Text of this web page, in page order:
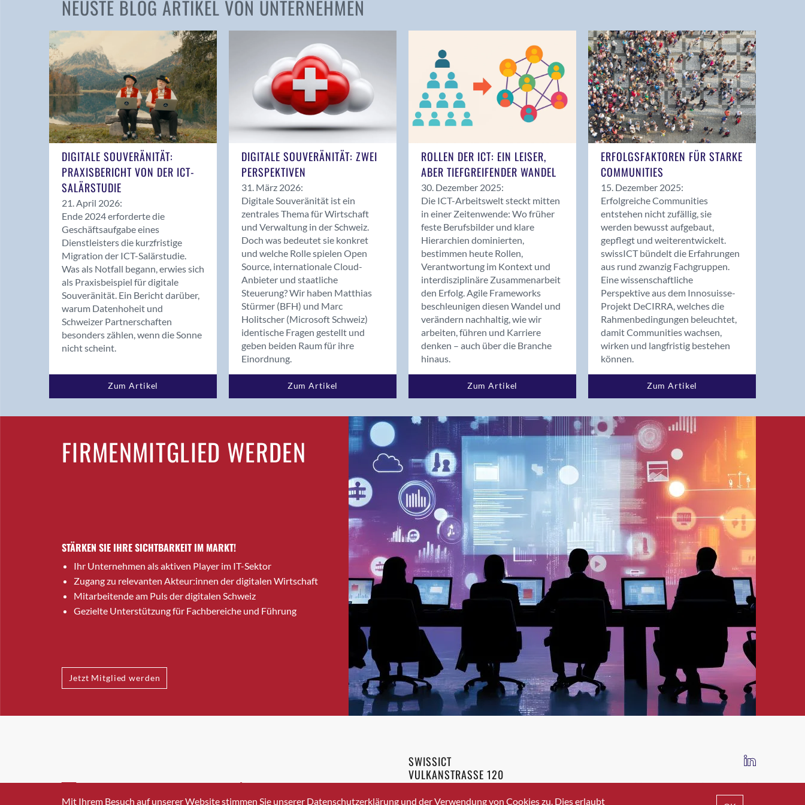
Andelfingen
Balsthal
Balzers
Bassersdorf
Benken (SG)
Bergdietikon
Bern - Liebefeld
Bolligen
Bonaduz
Bonstetten
Bottighofen
Bremgarten bei Bern
Brig-Glis
Bronschhofen
Brugg AG
Brütten
Bubendorf
Buchs (SG)
Bäretswil
Bülach
Cazis
Cham
Davos Platz
Davos Platz 1
NEUSTE BLOG ARTIKEL VON UNTERNEHMEN
DIGITALE SOUVERÄNITÄT:
PRAXISBERICHT VON DER ICT-
SALÄRSTUDIE
21. April 2026:
Ende 2024 erforderte die
Geschäftsaufgabe eines
Dienstleisters die kurzfristige
Migration der ICT-Salärstudie.
Was als Notfall begann, erwies sich
als Praxisbeispiel für digitale
Souveränität. Ein Bericht darüber,
warum Datenhoheit und
Schweizer Partnerschaften
besonders zählen, wenn die Sonne
nicht scheint.
Zum Artikel
DIGITALE SOUVERÄNITÄT: ZWEI
PERSPEKTIVEN
31. März 2026:
Digitale Souveränität ist ein
zentrales Thema für Wirtschaft
und Verwaltung in der Schweiz.
Doch was bedeutet sie konkret
und welche Rolle spielen Open
Source, internationale Cloud-
Anbieter und staatliche
Steuerung? Wir haben Matthias
Stürmer (BFH) und Marc
Holitscher (Microsoft Schweiz)
identische Fragen gestellt und
geben beiden Raum für ihre
Einordnung.
Zum Artikel
ROLLEN DER ICT: EIN LEISER,
ABER TIEFGREIFENDER WANDEL
30. Dezember 2025:
Die ICT-Arbeitswelt steckt mitten
in einer Zeitenwende: Wo früher
feste Berufsbilder und klare
Hierarchien dominierten,
bestimmen heute Rollen,
Verantwortung im Kontext und
interdisziplinäre Zusammenarbeit
den Erfolg. Agile Frameworks
beschleunigen diesen Wandel und
verändern nachhaltig, wie wir
arbeiten, führen und Karriere
denken – auch über die Branche
hinaus.
Zum Artikel
ERFOLGSFAKTOREN FÜR STARKE
COMMUNITIES
15. Dezember 2025:
Erfolgreiche Communities
entstehen nicht zufällig, sie
werden bewusst aufgebaut,
gepflegt und weiterentwickelt.
swissICT bündelt die Erfahrungen
aus rund zwanzig Fachgruppen.
Eine wissenschaftliche
Perspektive aus dem Innosuisse-
Projekt DeCIRRA, welches die
Rahmenbedingungen beleuchtet,
damit Communities wachsen,
wirken und langfristig bestehen
können.
Zum Artikel
FIRMENMITGLIED WERDEN
STÄRKEN SIE IHRE SICHTBARKEIT IM MARKT!
Ihr Unternehmen als aktiven Player im IT-Sektor
Zugang zu relevanten Akteur:innen der digitalen Wirtschaft
Mitarbeitende am Puls der digitalen Schweiz
Gezielte Unterstützung für Fachbereiche und Führung
Jetzt Mitglied werden
INFO@SWISSICT.CH +41 43 336 40 20
SWISSICT
VULKANSTRASSE 120
8048 ZURICH
IMPRESSUM DATENSCHUTZ AGB
Mit Ihrem Besuch auf unserer Website stimmen Sie unserer Datenschutzerklärung und der Verwendung von Cookies zu. Dies erlaubt